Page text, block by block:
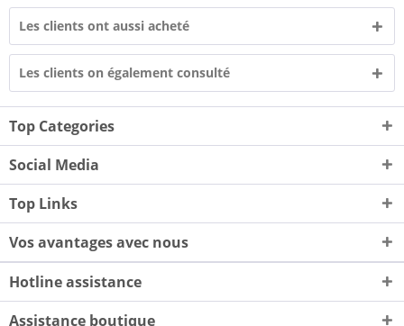
Les clients ont aussi acheté
Les clients on également consulté
Top Categories
Social Media
Top Links
Vos avantages avec nous
Hotline assistance
Assistance boutique